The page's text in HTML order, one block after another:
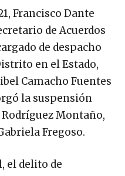
Francisco Dante
de Acuerdos
de despacho
en el Estado,
Camacho Fuentes
la suspensión
Montaño,
Fregoso.
el delito de